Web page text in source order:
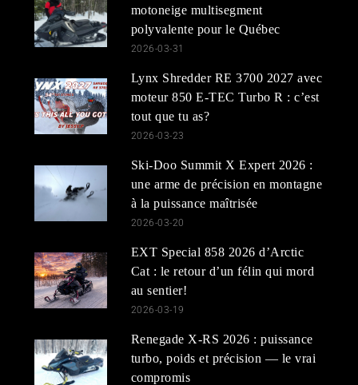
motoneige multisegment
polyvalente pour le Québec
2026-03-31
Lynx Shredder RE 3700 2027 avec
moteur 850 E-TEC Turbo R : c’est
tout que tu as?
2026-03-23
Ski-Doo Summit X Expert 2026 :
une arme de précision en montagne
à la puissance maîtrisée
2026-03-20
EXT Special 858 2026 d’Arctic
Cat : le retour d’un félin qui mord
au sentier!
2026-03-19
Renegade X-RS 2026 : puissance
turbo, poids et précision — le vrai
compromis